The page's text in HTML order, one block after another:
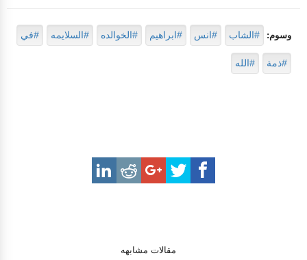
وسوم: #الشاب #انس #ابراهيم #الخوالده #السلايمه #في
#ذمة #الله
مقالات مشابهه